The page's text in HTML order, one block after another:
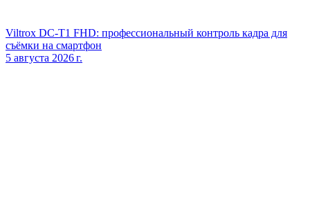
Viltrox DC‑T1 FHD: профессиональный контроль кадра для
съёмки на смартфон
5 августа 2026 г.